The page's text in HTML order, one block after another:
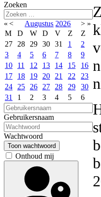
Zoeken
« < Augustus 2026 > »
M
D W D V Z
Z
27
28 29 30 31 1
2
3
4 5 6 7 8
9
10
11 12 13 14 15
16
17
18 19 20 21 22
23
24
25 26 27 28 29
30
31
1 2 3 4 5 6
Gebruikersnaam
Wachtwoord
Toon wachtwoord
Onthoud mij